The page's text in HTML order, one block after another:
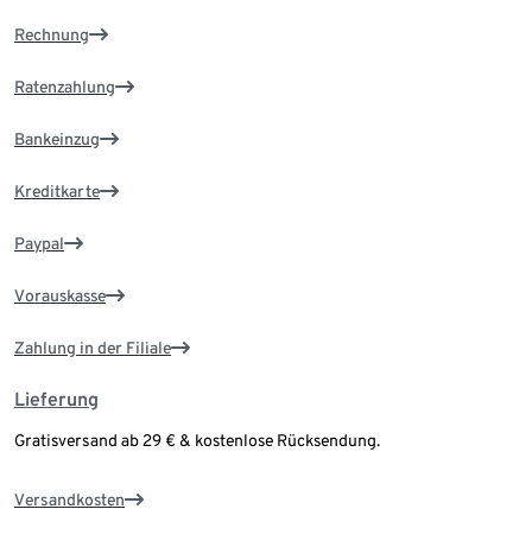
Rechnung
Ratenzahlung
Bankeinzug
Kreditkarte
Paypal
Vorauskasse
Zahlung in der Filiale
Lieferung
Gratisversand ab 29 € & kostenlose Rücksendung.
Versandkosten